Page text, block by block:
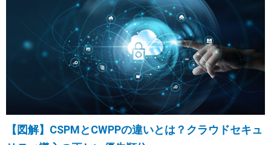
【図解】CSPMとCWPPの違いとは？クラウドセキュ